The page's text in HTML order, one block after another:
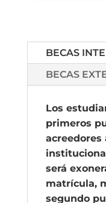
BECAS
BECAS
Los
primeros
acreedores
será
matrícula,
segundo